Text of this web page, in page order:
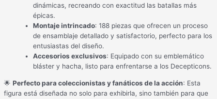
dinámicas, recreando con exactitud las batallas más
épicas.
Montaje intrincado: 188 piezas que ofrecen un proceso
de ensamblaje detallado y satisfactorio, perfecto para los
entusiastas del diseño.
Accesorios exclusivos: Equipado con su emblemático
bláster y hacha, listo para enfrentarse a los Decepticons.
🌟 Perfecto para coleccionistas y fanáticos de la acción: Esta
figura está diseñada no solo para exhibirla, sino también para que